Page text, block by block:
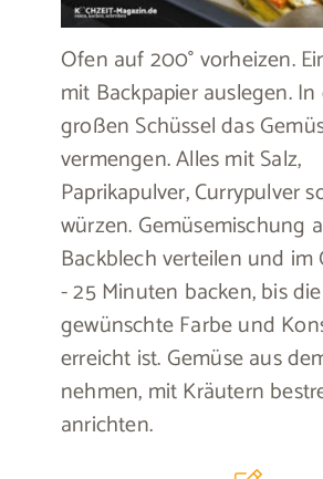
Ofen auf 200° vorheizen.
mit Backpapier auslegen.
großen Schüssel das
vermengen. Alles mit Salz,
Paprikapulver, Currypulver
würzen. Gemüsemischung
Backblech verteilen und im
- 25 Minuten backen, bis die
gewünschte Farbe und
erreicht ist. Gemüse aus
nehmen, mit Kräutern
anrichten.